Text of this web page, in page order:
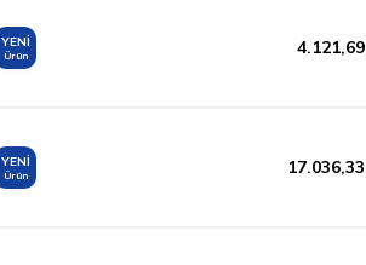
YENI
Ürün 4.121,69
YENI
Ürün 17.036,33